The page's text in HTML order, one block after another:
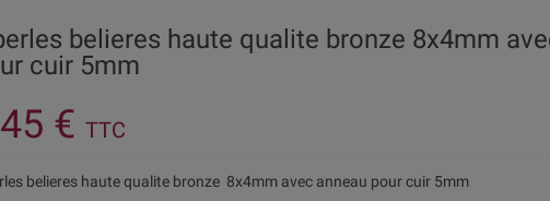
belieres haute qualite bronze 8x4mm
cuir 5mm
€ TTC
belieres haute qualite bronze 8x4mm avec anneau pour cuir 5mm